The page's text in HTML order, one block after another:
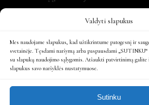
Valdyti slapukus
Mes naudojame slapukus, kad užtikrintume patogesnį ir
svetainėje. Tęsdami naršymą arba paspausdami
su slapukų naudojimo sąlygomis. Atšaukti patvirtinimą galite
slapukus savo naršyklės nustatymuose.
Sutinku
REKVIZITAI